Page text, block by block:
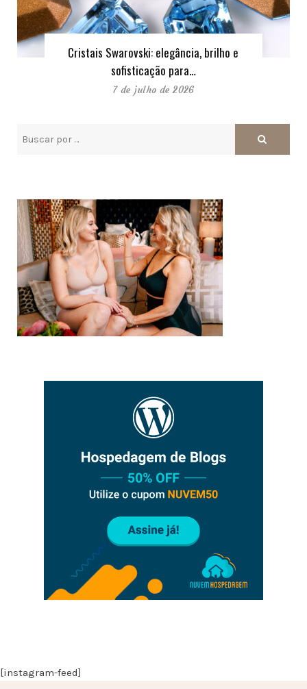
Cristais Swarovski: elegância, brilho e
sofisticação para…
7 de julho de 2026
[instagram-feed]